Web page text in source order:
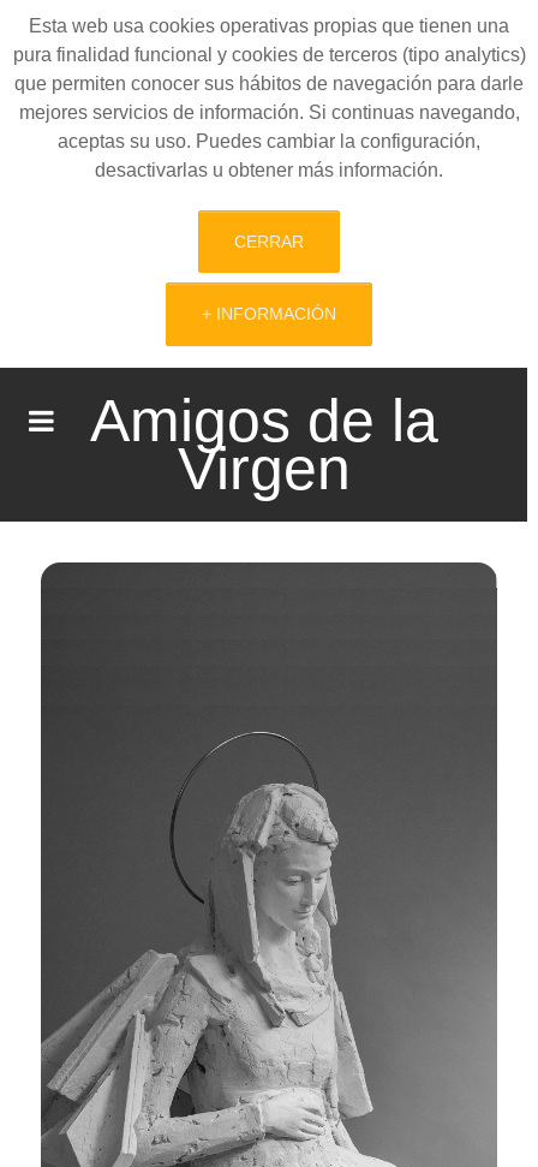
Esta web usa cookies operativas propias que tienen una
pura finalidad funcional y cookies de terceros (tipo analytics)
que permiten conocer sus hábitos de navegación para darle
mejores servicios de información. Si continuas navegando,
aceptas su uso. Puedes cambiar la configuración,
desactivarlas u obtener más información.
CERRAR
+ INFORMACIÓN
Amigos de la
Virgen